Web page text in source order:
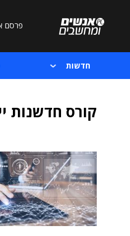
פרסם
חדשות
קורס חדשנות